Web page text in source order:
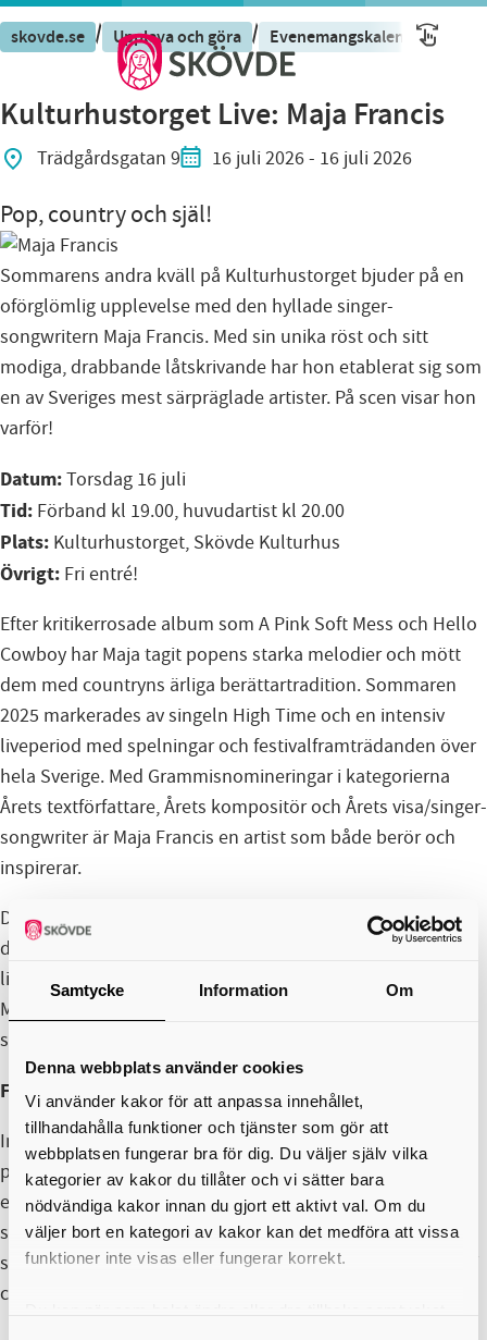
Samtycke Information Om
Denna webbplats använder cookies
Vi använder kakor för att anpassa innehållet,
tillhandahålla funktioner och tjänster som gör att
webbplatsen fungerar bra för dig. Du väljer själv vilka
kategorier av kakor du tillåter och vi sätter bara
nödvändiga kakor innan du gjort ett aktivt val. Om du
väljer bort en kategori av kakor kan det medföra att vissa
funktioner inte visas eller fungerar korrekt.
skovde.se / Uppleva och göra / Evenemangskalender
Kulturhustorget Live: Maja Francis
Trädgårdsgatan 9 16 juli 2026- 16 juli 2026
Pop, country och själ!
Sommarens andra kväll på Kulturhustorget bjuder på en
oförglömlig upplevelse med den hyllade singer-
songwritern Maja Francis. Med sin unika röst och sitt
modiga, drabbande låtskrivande har hon etablerat sig som
en av Sveriges mest särpräglade artister. På scen visar hon
varför!
Datum:Torsdag 16 juli
Tid: Förband kl 19.00, huvudartist kl 20.00
Plats: Kulturhustorget, Skövde Kulturhus
Övrigt: Fri entré!
Efter kritikerrosade album som A Pink Soft Mess och Hello
Cowboy har Maja tagit popens starka melodier och mött
dem med countryns ärliga berättartradition. Sommaren
2025 markerades av singeln High Time och en intensiv
liveperiod med spelningar och festivalframträdanden över
hela Sverige. Med Grammisnomineringar i kategorierna
Årets textförfattare, Årets kompositör och Årets visa/singer-
songwriter är Maja Francis en artist som både berör och
inspirerar.
Den 16 juli möts publiken av en kraftfull, självklar närvaro
där melodier och berättelser smälter samman till en
liveupplevelse på djupet. Missa inte chansen att uppleva
Maja Francis live när Kulturhustorget Live fortsätter sin
sommarserie!
Förband: Water & Wine
Innan Maja Francis intar scenen värmer Water & Wine upp
publiken med sin folkpop och folkrock på svenska och
engelska. Med influenser från americana, country och
svensk indierock skapar bandet ett varmt och organiskt
sound där starka melodier, stämsång och berättelser står i
centrum.